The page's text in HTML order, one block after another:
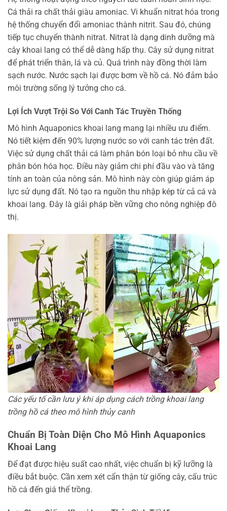
Cá thải ra chất thải giàu amoniac. Vi khuẩn nitrat hóa trong
hệ thống chuyển đổi amoniac thành nitrit. Sau đó, chúng
tiếp tục chuyển thành nitrat. Nitrat là dạng dinh dưỡng mà
cây khoai lang có thể dễ dàng hấp thụ. Cây sử dụng nitrat
để phát triển thân, lá và củ. Quá trình này đồng thời làm
sạch nước. Nước sạch lại được bơm về hồ cá. Nó đảm bảo
môi trường sống lý tưởng cho cá.
Lợi Ích Vượt Trội So Với Canh Tác Truyền Thống
Mô hình Aquaponics khoai lang mang lại nhiều ưu điểm.
Nó tiết kiệm đến 90% lượng nước so với canh tác trên đất.
Việc sử dụng chất thải cá làm phân bón loại bỏ nhu cầu về
phân bón hóa học. Điều này giảm chi phí đầu vào và tăng
tính an toàn của nông sản. Mô hình này còn giúp giảm áp
lực sử dụng đất. Nó tạo ra nguồn thu nhập kép từ cả cá và
khoai lang. Đây là giải pháp bền vững cho nông nghiệp đô
thị.
Các yếu tố cần lưu ý khi áp dụng cách trồng khoai lang
trồng hồ cá theo mô hình thủy canh
Chuẩn Bị Toàn Diện Cho Mô Hình Aquaponics
Khoai Lang
Để đạt được hiệu suất cao nhất, việc chuẩn bị kỹ lưỡng là
điều bắt buộc. Cần xem xét cẩn thận từ giống cây, cấu trúc
hồ cá đến giá thể trồng.